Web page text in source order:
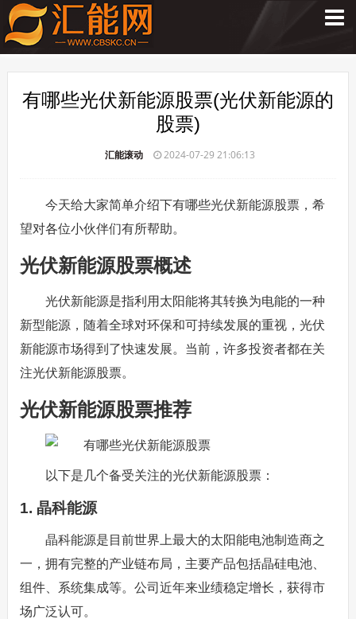
有哪些光伏新能源股票(光伏新能源的
股票)
汇能滚动 2024-07-29 21:06:13
今天给大家简单介绍下有哪些光伏新能源股票，希
望对各位小伙伴们有所帮助。
光伏新能源股票概述
光伏新能源是指利用太阳能将其转换为电能的一种
新型能源，随着全球对环保和可持续发展的重视，光伏
新能源市场得到了快速发展。当前，许多投资者都在关
注光伏新能源股票。
光伏新能源股票推荐
以下是几个备受关注的光伏新能源股票：
1. 晶科能源
晶科能源是目前世界上最大的太阳能电池制造商之
一，拥有完整的产业链布局，主要产品包括晶硅电池、
组件、系统集成等。公司近年来业绩稳定增长，获得市
场广泛认可。